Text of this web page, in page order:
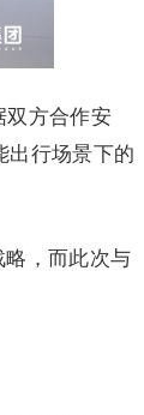
双方合作安
出行场景下的
，而此次与